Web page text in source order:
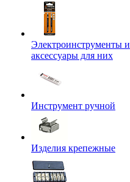
Электроинструменты и
аксессуары для них
Инструмент ручной
Изделия крепежные